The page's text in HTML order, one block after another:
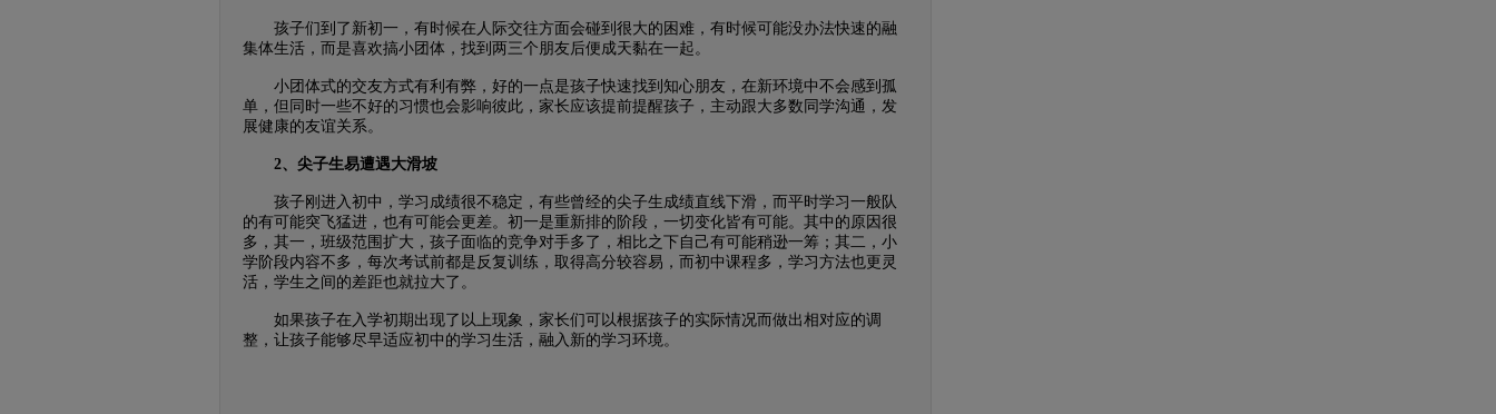
孩子们到了新初一，有时候在人际交往方面会碰到很大的困难，有时候可能没办法快速的融
集体生活，而是喜欢搞小团体，找到两三个朋友后便成天黏在一起。
小团体式的交友方式有利有弊，好的一点是孩子快速找到知心朋友，在新环境中不会感到孤
单，但同时一些不好的习惯也会影响彼此，家长应该提前提醒孩子，主动跟大多数同学沟通，发
展健康的友谊关系。
2、尖子生易遭遇大滑坡
孩子刚进入初中，学习成绩很不稳定，有些曾经的尖子生成绩直线下滑，而平时学习一般队
的有可能突飞猛进，也有可能会更差。初一是重新排的阶段，一切变化皆有可能。其中的原因很
多，其一，班级范围扩大，孩子面临的竞争对手多了，相比之下自己有可能稍逊一筹；其二，小
学阶段内容不多，每次考试前都是反复训练，取得高分较容易，而初中课程多，学习方法也更灵
活，学生之间的差距也就拉大了。
如果孩子在入学初期出现了以上现象，家长们可以根据孩子的实际情况而做出相对应的调
整，让孩子能够尽早适应初中的学习生活，融入新的学习环境。